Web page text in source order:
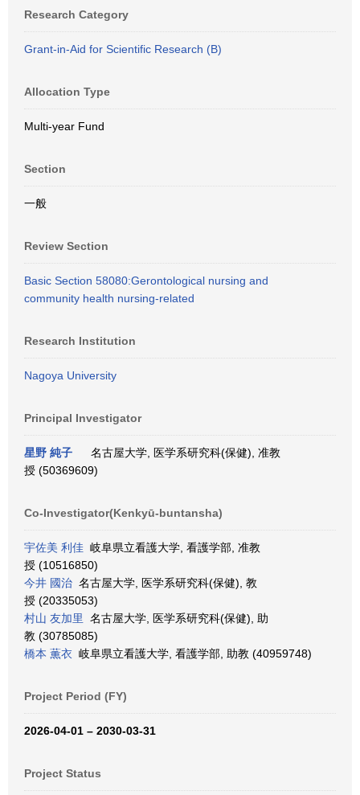
Research Category
Grant-in-Aid for Scientific Research (B)
Allocation Type
Multi-year Fund
Section
一般
Review Section
Basic Section 58080:Gerontological nursing and
community health nursing-related
Research Institution
Nagoya University
Principal Investigator
星野 純子
名古屋大学, 医学系研究科(保健), 准教
授 (50369609)
Co-Investigator(Kenkyū-buntansha)
宇佐美 利佳 岐阜県立看護大学, 看護学部, 准教
授 (10516850)
今井 國治 名古屋大学, 医学系研究科(保健), 教
授 (20335053)
村山 友加里
名古屋大学, 医学系研究科(保健), 助
教 (30785085)
橋本 薫衣 岐阜県立看護大学, 看護学部, 助教 (40959748)
Project Period (FY)
2026-04-01 – 2030-03-31
Project Status